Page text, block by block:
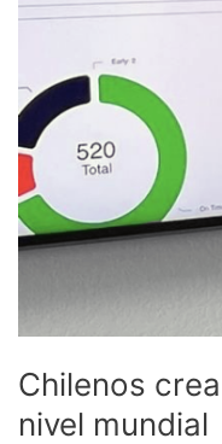
Chilenos
nivel mundial